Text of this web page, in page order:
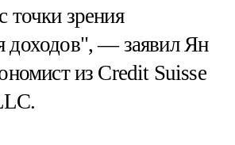
точки зрения
доходов", — заявил Ян
из Credit Suisse